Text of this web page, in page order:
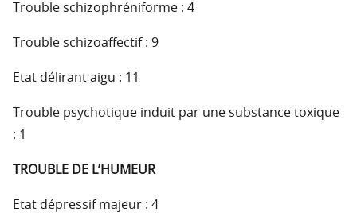
Trouble schizophréniforme : 4
Trouble schizoaffectif : 9
Etat délirant aigu : 11
Trouble psychotique induit par une substance toxique
: 1
TROUBLE DE L’HUMEUR
Etat dépressif majeur : 4